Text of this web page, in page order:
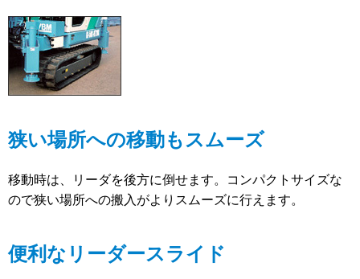
狭い場所への移動もスムーズ
移動時は、リーダを後方に倒せます。コンパクトサイズな
ので狭い場所への搬入がよりスムーズに行えます。
便利なリーダースライド